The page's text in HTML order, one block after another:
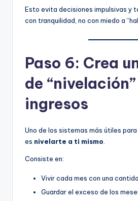
Esto evita decisiones impulsivas y
con tranquilidad, no con miedo a
Paso 6: Crea
de
ingresos
Uno de los sistemas más útiles
es nivelarte a ti mismo.
Consiste en:
Vivir cada mes con una
Guardar el exceso de los